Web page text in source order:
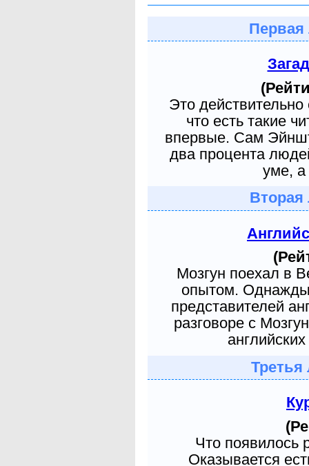
Первая
Это
что есть такие
впервые. Сам
два процента
уме, а
Вторая
Мозгун поехал в
опытом. Однажды
представителей
разговоре с
Третья
Что появилось
Оказывается